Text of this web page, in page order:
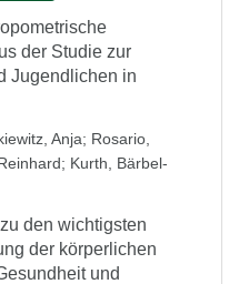
der Studie zur
Jugendlichen in
Anja; Rosario,
; Kurth, Bärbel-
den wichtigsten
der körperlichen
und